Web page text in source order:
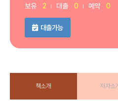
보유 2 대출 0 예약 0
대출가능
책소개 저자소